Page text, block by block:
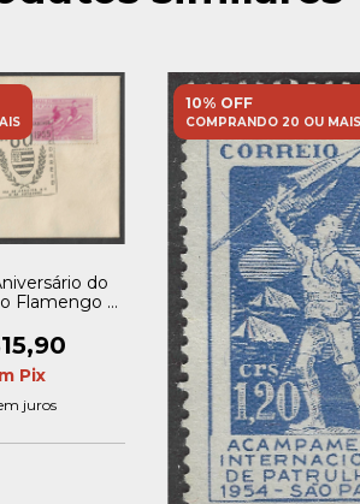
do
Flamengo -
Pix
juros
10% OFF
COMPRANDO 20 OU MAIS